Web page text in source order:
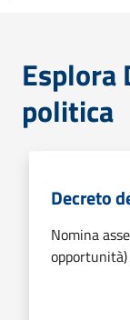
politica
Decreto
Nomina
opportunità)